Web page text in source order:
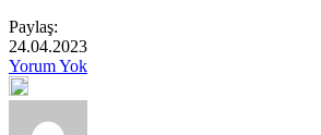
Paylaş:
24.04.2023
Yorum Yok